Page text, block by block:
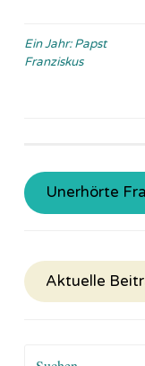
Ein Jahr: Papst
Franziskus
Unerhörte
Aktuelle
Suchen